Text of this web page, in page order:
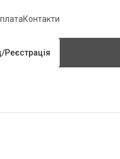
Контакти
Реєстрація